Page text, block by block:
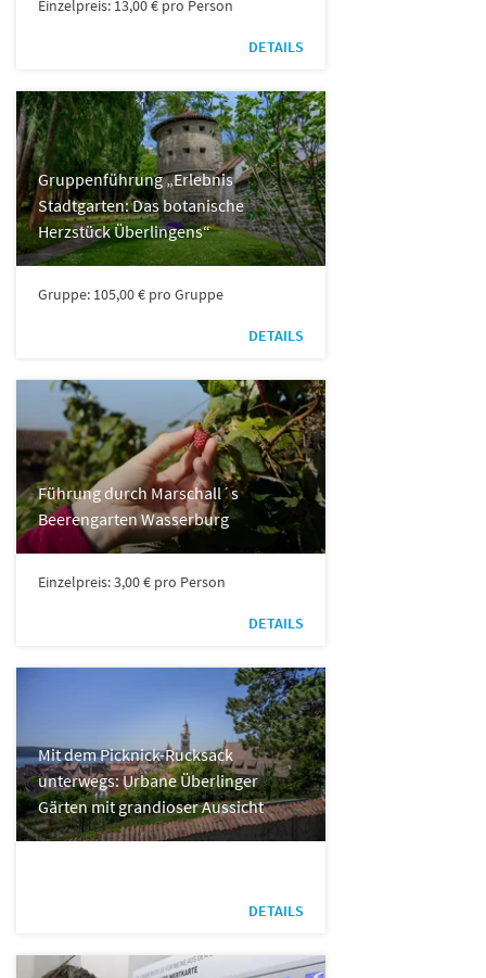
Einzelpreis: 13,00 € pro Person
DETAILS
Gruppenführung „Erlebnis
Stadtgarten: Das botanische
Herzstück Überlingens“
Gruppe: 105,00 € pro Gruppe
DETAILS
Führung durch Marschall´s
Beerengarten Wasserburg
Einzelpreis: 3,00 € pro Person
DETAILS
Mit dem Picknick-Rucksack
unterwegs: Urbane Überlinger
Gärten mit grandioser Aussicht
DETAILS